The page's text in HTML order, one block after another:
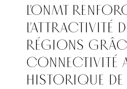
L’ONMT
L’ATTRACTIVITÉ
RÉGIONS
CONNECTIVITÉ
HISTORIQUE DE